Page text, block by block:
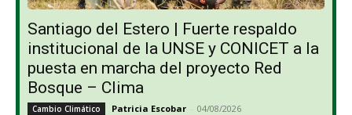
Santiago del Estero | Fuerte respaldo
institucional de la UNSE y CONICET a la
puesta en marcha del proyecto Red
Bosque – Clima
Cambio Climático Patricia Escobar - 04/08/2026